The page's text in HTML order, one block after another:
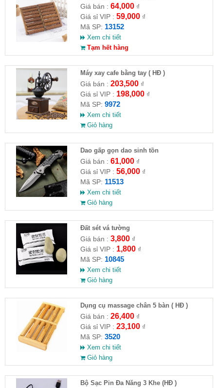
Giá bán : 64,000₫
Giá sỉ VIP : 59,000₫
Mã SP: 13152
Xem chi tiết
Tạm hết hàng
Máy xay cafe bằng tay ( HĐ )
Giá bán : 203,500₫
Giá sỉ VIP : 198,000₫
Mã SP: 9972
Xem chi tiết
Giỏ hàng
Dao gấp gọn dao sinh tồn
Giá bán : 61,000₫
Giá sỉ VIP : 56,000₫
Mã SP: 11513
Xem chi tiết
Giỏ hàng
Đất sét vá tường
Giá bán : 3,800₫
Giá sỉ VIP : 1,800₫
Mã SP: 10845
Xem chi tiết
Giỏ hàng
Dụng cụ massage chân 5 bàn ( HĐ )
Giá bán : 26,400₫
Giá sỉ VIP : 23,100₫
Mã SP: 3520
Xem chi tiết
Giỏ hàng
Bộ Sạc Pin Đa Năng 3 Khe (HĐ )